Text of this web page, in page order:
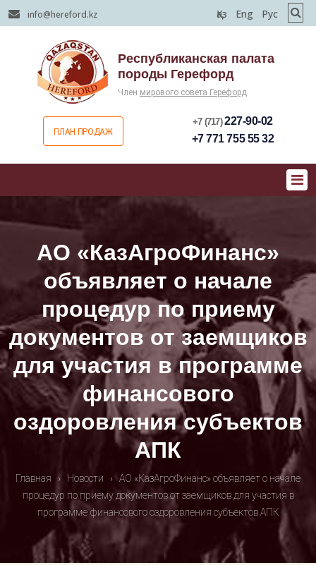
info@hereford.kz Қаз Eng Рус
Республиканская палата
породы Герефорд
Член мирового совета Герефорд
ПЛАН ПРОДАЖ
+7 (717)227-90-02
+7 771 755 55 32
АО «КазАгроФинанс»
объявляет о начале
процедур по приему
документов от заемщиков
для участия в программе
финансового
оздоровления субъектов
АПК
Главная › Новости ›
АО «КазАгроФинанс» объявляет о начале
процедур по приему документов от заемщиков для участия в
программе финансового оздоровления субъектов АПК